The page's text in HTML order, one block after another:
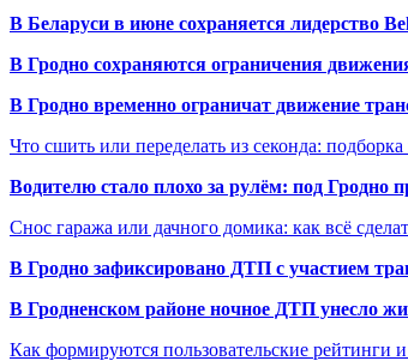
В Беларуси в июне сохраняется лидерство
В Гродно сохраняются ограничения
В Гродно временно ограничат движение
Что сшить или переделать из секонда:
Водителю стало плохо за рулём: под Гродно
Снос гаража или дачного домика: как всё
В Гродно зафиксировано ДТП с участием
В Гродненском районе ночное ДТП унесло
Как формируются пользовательские рейтинги